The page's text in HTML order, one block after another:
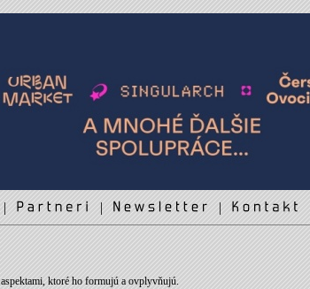
| | |
ktoré ho formujú a ovplyvňujú.